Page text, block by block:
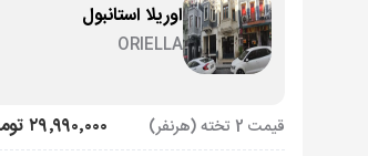
اوریلا استانبول
ORIELLA
قیمت 2 تخته (هرنفر) ۲۹٬۹۹۰٬۰۰۰ تومان